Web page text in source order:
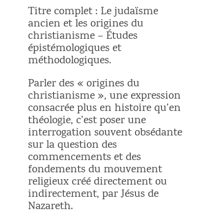
Titre complet : Le judaïsme
ancien et les origines du
christianisme – Études
épistémologiques et
méthodologiques.
Parler des « origines du
christianisme », une expression
consacrée plus en histoire qu’en
théologie, c’est poser une
interrogation souvent obsédante
sur la question des
commencements et des
fondements du mouvement
religieux créé directement ou
indirectement, par Jésus de
Nazareth.